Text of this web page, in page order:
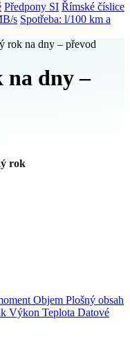
Předpony SI Římské číslice
s Spotřeba: l/100 km a
rok na dny – převod
na dny –
rok
Objem Plošný obsah
Výkon Teplota Datové